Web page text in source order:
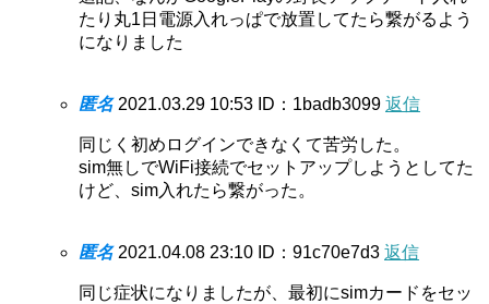
たり丸1日電源入れっぱで放置してたら繋がるよう
になりました
匿名 2021.03.29 10:53 ID：1badb3099 返信
同じく初めログインできなくて苦労した。
sim無しでWiFi接続でセットアップしようとしてた
けど、sim入れたら繋がった。
匿名 2021.04.08 23:10 ID：91c70e7d3 返信
同じ症状になりましたが、最初にsimカードをセッ